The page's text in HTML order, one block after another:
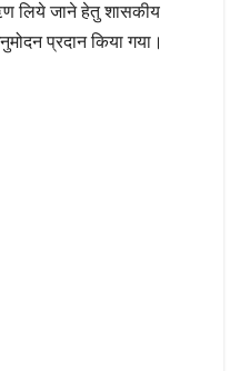
लिये जाने हेतु शासकीय
प्रदान किया गया।